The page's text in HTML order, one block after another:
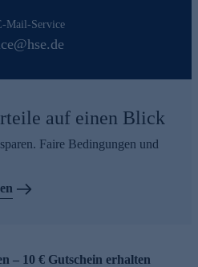
Mail-Service
auf einen Blick
Faire Bedingungen und
– 10 € Gutschein erhalten